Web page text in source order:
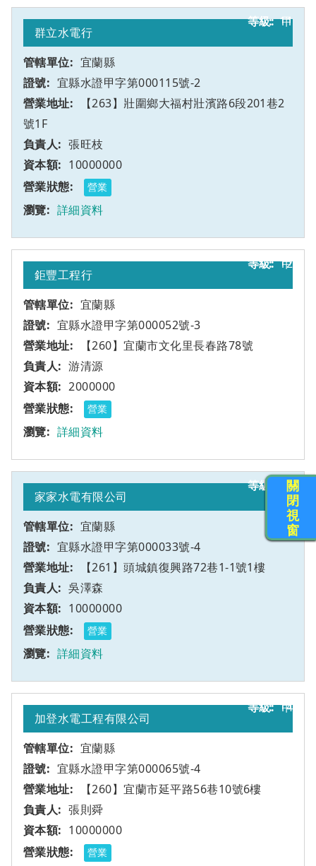
11
群立水電行
宜蘭縣
宜縣水證甲字第000115號-2
【263】壯圍鄉大福村壯濱路6段201巷2
號1F
甲
張旺枝
10000000
營業
詳細資料
12
鉅豐工程行
宜蘭縣
宜縣水證甲字第000052號-3
【260】宜蘭市文化里長春路78號
甲
游清源
2000000
營業
詳細資料
13
家家水電有限公司
宜蘭縣
宜縣水證甲字第000033號-4
【261】頭城鎮復興路72巷1-1號1樓
甲
吳澤森
10000000
營業
詳細資料
14
加登水電工程有限公司
宜蘭縣
宜縣水證甲字第000065號-4
【260】宜蘭市延平路56巷10號6樓
甲
張則舜
10000000
營業
關
閉
視
窗